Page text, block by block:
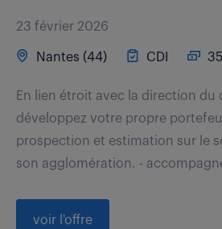
23 février 2026
Nantes (44) CDI
En lien étroit avec la direction du
développez votre propre
prospection et estimation sur le
son agglomération. -
voir l'offre